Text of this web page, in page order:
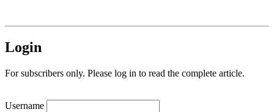
Login
For subscribers only. Please log in to read the complete article.
Username